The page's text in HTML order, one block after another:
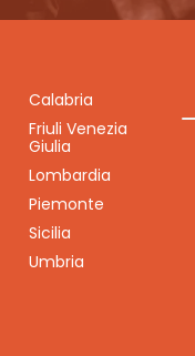
Calabria
Friuli Venezia
Giulia
Lombardia
Piemonte
Sicilia
Umbria